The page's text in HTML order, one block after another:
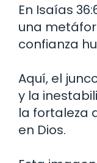
En Isaías
una
confianza
Aquí, el
y la
la fortaleza
en Dios.